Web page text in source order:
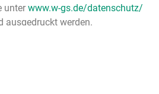
unter www.w-gs.de/datenschutz/
ausgedruckt werden.